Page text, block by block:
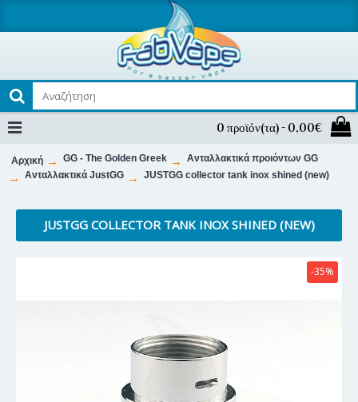
0 προϊόν(τα) - 0,00€
Αρχική GG - The Golden Greek
Ανταλλακτικά προιόντων GG
Ανταλλακτικά JustGG
JUSTGG collector tank inox shined (new)
JUSTGG COLLECTOR TANK INOX SHINED (NEW)
-35%